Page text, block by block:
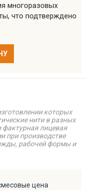
многоразовых
что подтверждено
которых
нити в разных
фактурная лицевая
при производстве
рабочей формы и